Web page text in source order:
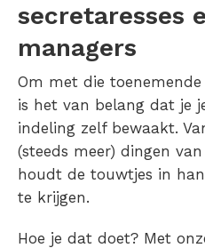
secretaresses
managers
Om met die
is het van belang dat je
indeling zelf bewaakt.
(steeds meer) dingen
houdt de touwtjes in
te krijgen.
Hoe je dat doet? Met